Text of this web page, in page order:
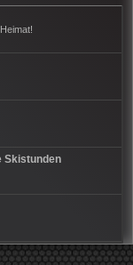
Skistunden